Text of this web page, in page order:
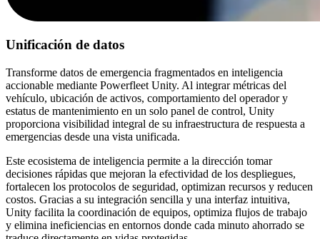
Unificación de datos
Transforme datos de emergencia fragmentados en inteligencia
accionable mediante Powerfleet Unity. Al integrar métricas del
vehículo, ubicación de activos, comportamiento del operador y
estatus de mantenimiento en un solo panel de control, Unity
proporciona visibilidad integral de su infraestructura de respuesta a
emergencias desde una vista unificada.
Este ecosistema de inteligencia permite a la dirección tomar
decisiones rápidas que mejoran la efectividad de los despliegues,
fortalecen los protocolos de seguridad, optimizan recursos y reducen
costos. Gracias a su integración sencilla y una interfaz intuitiva,
Unity facilita la coordinación de equipos, optimiza flujos de trabajo
y elimina ineficiencias en entornos donde cada minuto ahorrado se